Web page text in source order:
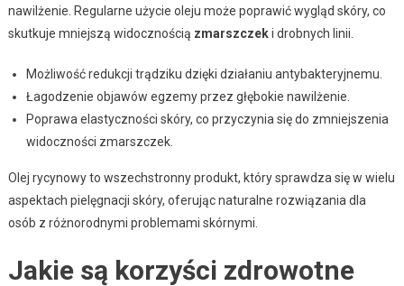
nawilżenie. Regularne użycie oleju może poprawić wygląd skóry, co
skutkuje mniejszą widocznością zmarszczeki drobnych linii.
Możliwość redukcji trądziku dzięki działaniu antybakteryjnemu.
Łagodzenie objawów egzemy przez głębokie nawilżenie.
Poprawa elastyczności skóry, co przyczynia się do zmniejszenia
widoczności zmarszczek.
Olej rycynowy to wszechstronny produkt, który sprawdza się w wielu
aspektach pielęgnacji skóry, oferując naturalne rozwiązania dla
osób z różnorodnymi problemami skórnymi.
Jakie są korzyści zdrowotne